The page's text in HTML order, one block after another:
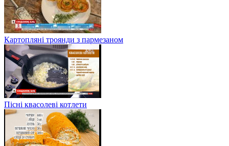
Картопляні троянди з пармезаном
Пісні квасолеві котлети